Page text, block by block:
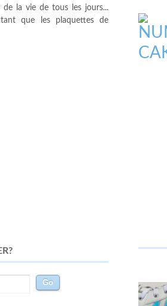
la vie de tous les jours...
que les plaquettes de